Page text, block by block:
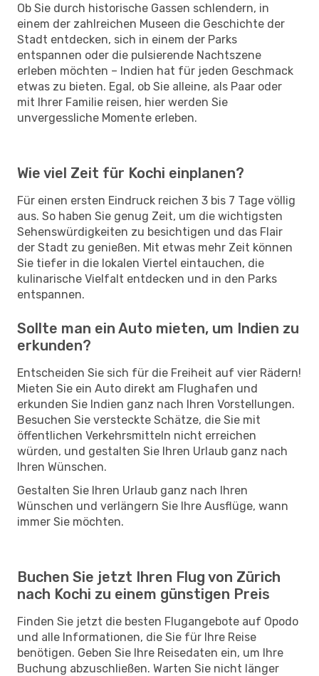
Ob Sie durch historische Gassen schlendern, in
einem der zahlreichen Museen die Geschichte der
Stadt entdecken, sich in einem der Parks
entspannen oder die pulsierende Nachtszene
erleben möchten – Indien hat für jeden Geschmack
etwas zu bieten. Egal, ob Sie alleine, als Paar oder
mit Ihrer Familie reisen, hier werden Sie
unvergessliche Momente erleben.
Wie viel Zeit für Kochi einplanen?
Für einen ersten Eindruck reichen 3 bis 7 Tage völlig
aus. So haben Sie genug Zeit, um die wichtigsten
Sehenswürdigkeiten zu besichtigen und das Flair
der Stadt zu genießen. Mit etwas mehr Zeit können
Sie tiefer in die lokalen Viertel eintauchen, die
kulinarische Vielfalt entdecken und in den Parks
entspannen.
Sollte man ein Auto mieten, um Indien zu
erkunden?
Entscheiden Sie sich für die Freiheit auf vier Rädern!
Mieten Sie ein Auto direkt am Flughafen und
erkunden Sie Indien ganz nach Ihren Vorstellungen.
Besuchen Sie versteckte Schätze, die Sie mit
öffentlichen Verkehrsmitteln nicht erreichen
würden, und gestalten Sie Ihren Urlaub ganz nach
Ihren Wünschen.
Gestalten Sie Ihren Urlaub ganz nach Ihren
Wünschen und verlängern Sie Ihre Ausflüge, wann
immer Sie möchten.
Buchen Sie jetzt Ihren Flug von Zürich
nach Kochi zu einem günstigen Preis
Finden Sie jetzt die besten Flugangebote auf Opodo
und alle Informationen, die Sie für Ihre Reise
benötigen. Geben Sie Ihre Reisedaten ein, um Ihre
Buchung abzuschließen. Warten Sie nicht länger